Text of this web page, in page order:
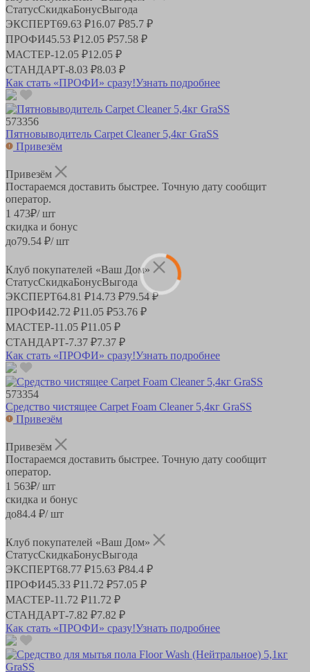
СтатусСкидкаБонусВыгода
ЭКСПЕРТ69.63 ₽16.07 ₽85.7 ₽
ПРОФИ45.53 ₽12.05 ₽57.58 ₽
МАСТЕР-12.05 ₽12.05 ₽
СТАНДАРТ-8.03 ₽8.03 ₽
Как стать «ПРОФИ» сразу!Узнать подробнее
573356
Пятновыводитель Carpet Cleaner 5,4кг GraSS
Привезём
Привезём
Постараемся доставить быстрее. Точную дату сообщит
оператор.
1 473₽/ шт
скидка и бонус
до79.54 ₽/ шт
Клуб покупателей «Ваш Дом»
СтатусСкидкаБонусВыгода
ЭКСПЕРТ64.81 ₽14.73 ₽79.54 ₽
ПРОФИ42.72 ₽11.05 ₽53.76 ₽
МАСТЕР-11.05 ₽11.05 ₽
СТАНДАРТ-7.37 ₽7.37 ₽
Как стать «ПРОФИ» сразу!Узнать подробнее
573354
Средство чистящее Carpet Foam Cleaner 5,4кг GraSS
Привезём
Привезём
Постараемся доставить быстрее. Точную дату сообщит
оператор.
1 563₽/ шт
скидка и бонус
до84.4 ₽/ шт
Клуб покупателей «Ваш Дом»
СтатусСкидкаБонусВыгода
ЭКСПЕРТ68.77 ₽15.63 ₽84.4 ₽
ПРОФИ45.33 ₽11.72 ₽57.05 ₽
МАСТЕР-11.72 ₽11.72 ₽
СТАНДАРТ-7.82 ₽7.82 ₽
Как стать «ПРОФИ» сразу!Узнать подробнее